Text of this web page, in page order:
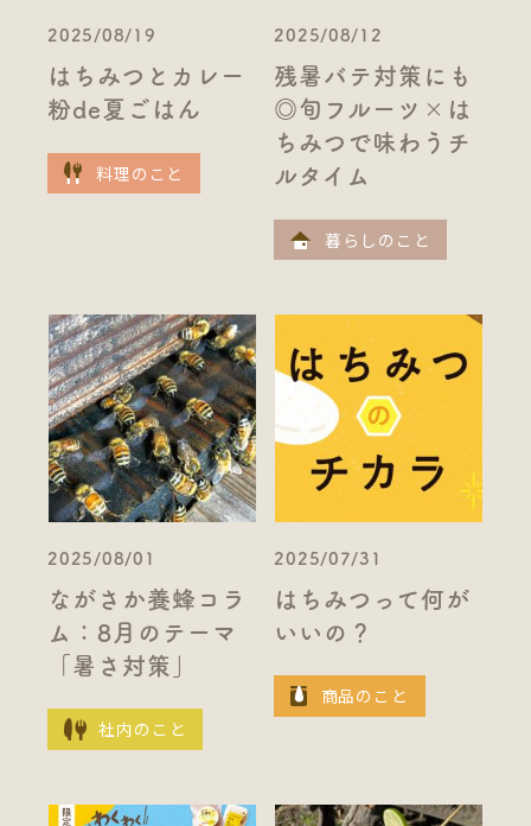
2025/08/19
はちみつとカレー
粉de夏ごはん
料理のこと
2025/08/12
残暑バテ対策にも
◎旬フルーツ×は
ちみつで味わうチ
ルタイム
暮らしのこと
2025/08/01
ながさか養蜂コラ
ム：8月のテーマ
「暑さ対策」
社内のこと
2025/07/31
はちみつって何が
いいの？
商品のこと